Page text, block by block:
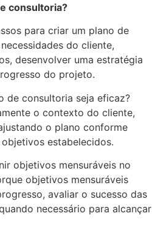
consultoria?
para criar um plano de
do cliente,
desenvolver uma estratégia
do projeto.
de consultoria seja eficaz?
o contexto do cliente,
o plano conforme
estabelecidos.
objetivos mensuráveis no
objetivos mensuráveis
avaliar o sucesso das
necessário para alcançar